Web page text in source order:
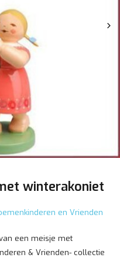
winterakoniet
en Vrienden
een meisje met
& Vrienden- collectie